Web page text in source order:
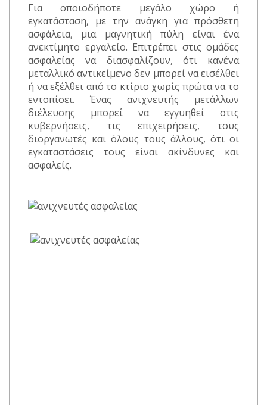
Για οποιοδήποτε μεγάλο χώρο ή
εγκατάσταση, με την ανάγκη για πρόσθετη
ασφάλεια, μια μαγνητική πύλη είναι ένα
ανεκτίμητο εργαλείο. Επιτρέπει στις ομάδες
ασφαλείας να διασφαλίζουν, ότι κανένα
μεταλλικό αντικείμενο δεν μπορεί να εισέλθει
ή να εξέλθει από το κτίριο χωρίς πρώτα να το
εντοπίσει. Ένας ανιχνευτής μετάλλων
διέλευσης μπορεί να εγγυηθεί στις
κυβερνήσεις, τις επιχειρήσεις, τους
διοργανωτές και όλους τους άλλους, ότι οι
εγκαταστάσεις τους είναι ακίνδυνες και
ασφαλείς.